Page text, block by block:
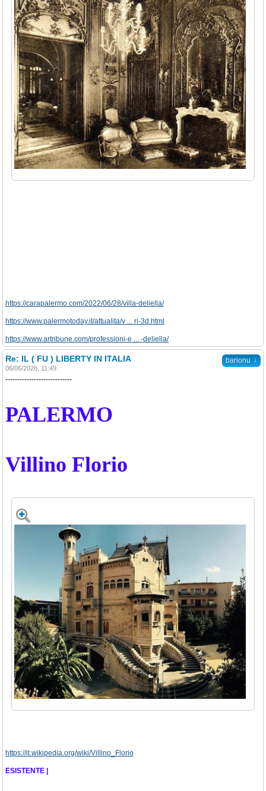
https://carapalermo.com/2022/06/28/villa-deliella/
https://www.palermotoday.it/attualita/v ... ri-3d.html
https://www.artribune.com/professioni-e ... -deliella/
barionu ↓
Re: IL ( FU ) LIBERTY IN ITALIA
06/06/2026, 11:49
----------------------------
PALERMO
Villino Florio
https://it.wikipedia.org/wiki/Villino_Florio
ESISTENTE |